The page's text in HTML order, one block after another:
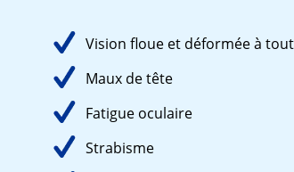
Vision floue et déformée à
Maux de tête
Fatigue oculaire
Strabisme